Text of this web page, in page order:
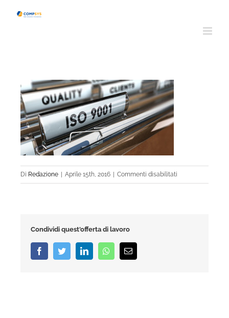
Di Redazione Aprile 15th, 2016 Commenti disabilitati
Condividi quest'offerta di lavoro
FacebookTwitterLinkedInWhatsappEmail